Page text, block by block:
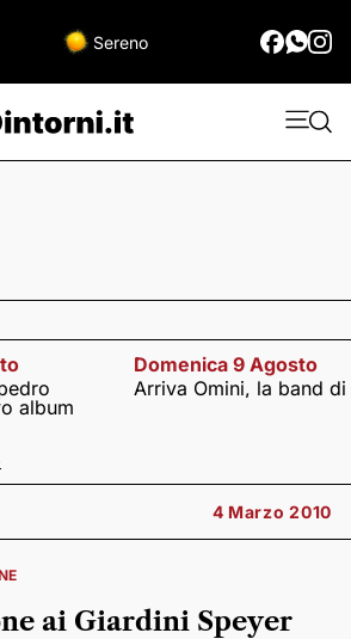
Sereno
album
Domenica 9 Agosto
Arriva Omini, la band
4 Marzo 2010
ai Giardini Speyer